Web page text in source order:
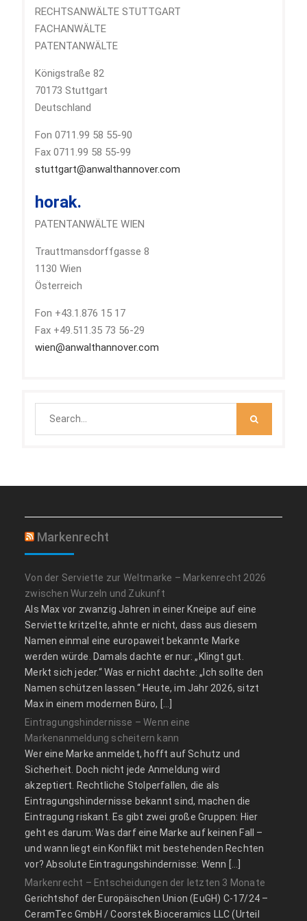
RECHTSANWÄLTE STUTTGART
FACHANWÄLTE
PATENTANWÄLTE
Königstraße 82
70173 Stuttgart
Deutschland
Fon 0711.99 58 55-90
Fax 0711.99 58 55-99
stuttgart@anwalthannover.com
horak.
PATENTANWÄLTE WIEN
Trauttmansdorffgasse 8
1130 Wien
Österreich
Fon +43.1.876 15 17
Fax +49.511.35 73 56-29
wien@anwalthannover.com
Markenrecht
Von der Serviette zur Weltmarke – Markenrecht 2026
zwischen Wurzeln und Zukunft
Als Max vor zwanzig Jahren in einer Kneipe auf eine
Serviette kritzelte, ahnte er nicht, dass aus diesem
Namen einmal eine europaweit bekannte Marke
werden würde. Damals dachte er nur: „Klingt gut.
Merkt sich jeder.“ Was er nicht dachte: „Ich sollte den
Namen schützen lassen.“ Heute, im Jahr 2026, sitzt
Max in einem modernen Büro, […]
Eintragungshindernisse – Wenn eine
Markenanmeldung scheitern kann
Wer eine Marke anmeldet, hofft auf Schutz und
Sicherheit. Doch nicht jede Anmeldung wird
akzeptiert. Rechtliche Stolperfallen, die als
Eintragungshindernisse bekannt sind, machen die
Eintragung riskant. Es gibt zwei große Gruppen: Hier
geht es darum: Was darf eine Marke auf keinen Fall –
und wann liegt ein Konflikt mit bestehenden Rechten
vor? Absolute Eintragungshindernisse: Wenn […]
Markenrecht – Entscheidungen der letzten 3 Monate
Gerichtshof der Europäischen Union (EuGH) C‑17/24 –
CeramTec GmbH / Coorstek Bioceramics LLC (Urteil